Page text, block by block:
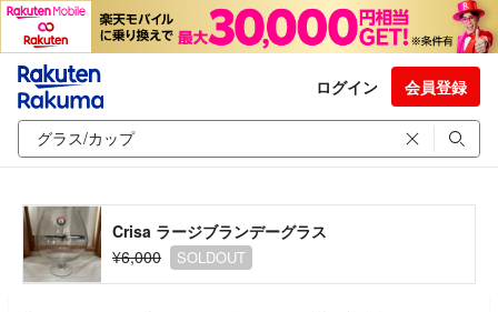
ログイン 会員登録
Crisa ラージブランデーグラス
¥6,000
SOLDOUT